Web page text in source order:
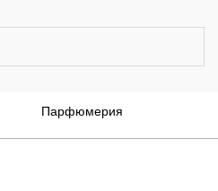
Парфюмерия